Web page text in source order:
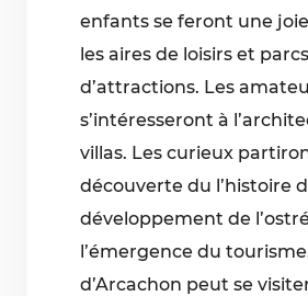
enfants se feront une
les aires de loisirs et parcs
d’attractions. Les
s’intéresseront à
villas. Les curieux
découverte du l’histoire
développement de
l’émergence du
d’Arcachon peut se